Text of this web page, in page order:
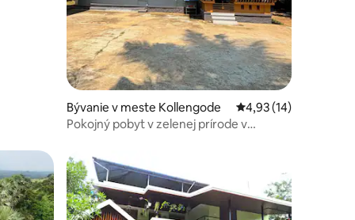
Bývanie v meste Kollengode Priemerné
4,93 (14)
Pokojný pobyt v zelenej prírode v